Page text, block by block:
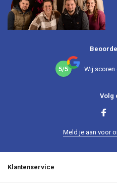
5/5 Wij scoren
Volg
Meld je aan voor
Klantenservice